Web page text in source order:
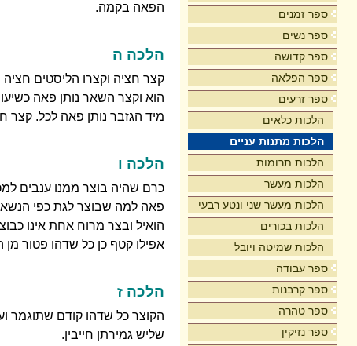
ספר זמנים
ספר נשים
ספר קדושה
ספר הפלאה
ספר זרעים
הלכות כלאים
הלכות מתנות עניים
הלכות תרומות
הלכות מעשר
הלכות מעשר שני ונטע רבעי
הלכות בכורים
הלכות שמיטה ויובל
ספר עבודה
ספר קרבנות
ספר טהרה
ספר נזיקין
הפאה בקמה.
הלכה ה
קצר חציה וקצרו הליסטים
הוא וקצר השאר נותן פאה
מיד הגזבר נותן פאה לכל. קצר
הלכה ו
כרם שהיה בוצר ממנו ענבים
פאה למה שבוצר לגת כפי
הואיל ובצר מרוח אחת אינו
אפילו קטף כן כל שדהו פטור
הלכה ז
הקוצר כל שדהו קודם שתוגמר
שליש גמירתן חייבין.